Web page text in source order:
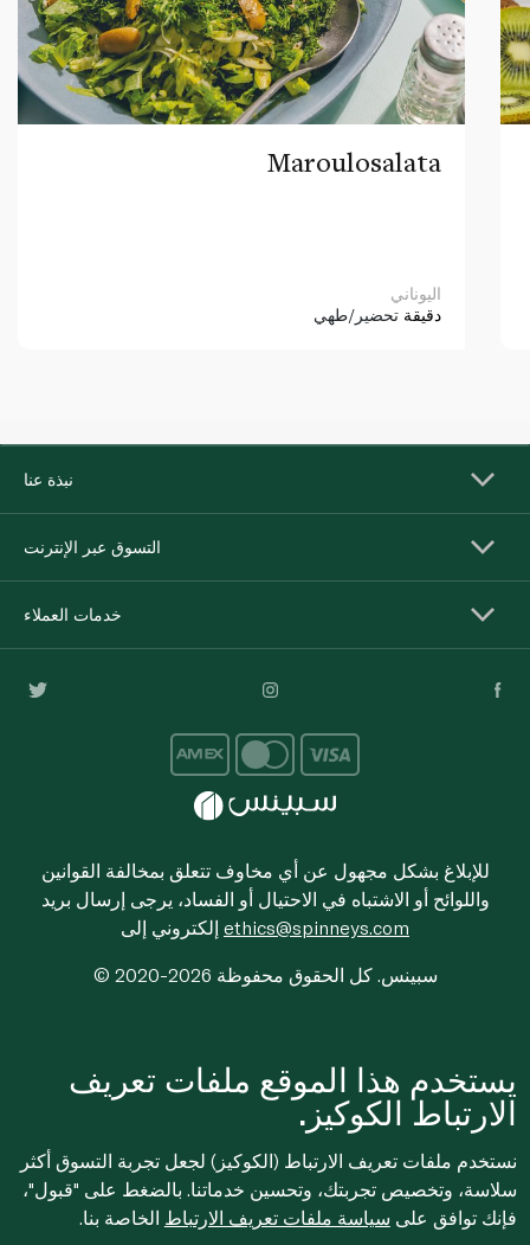
Maroulosalata
اليوناني
دقيقة تحضير/طهي
نبذة عنا
التسوق عبر الإنترنت
خدمات العملاء
للإبلاغ بشكل مجهول عن أي مخاوف تتعلق بمخالفة القوانين
واللوائح أو الاشتباه في الاحتيال أو الفساد، يرجى إرسال بريد
ethics@spinneys.com
© 2020-2026 سبينس. كل الحقوق محفوظة
يستخدم هذا الموقع ملفات تعريف
الارتباط الكوكيز.
نستخدم ملفات تعريف الارتباط (الكوكيز) لجعل تجربة التسوق أكثر
سلاسة، وتخصيص تجربتك، وتحسين خدماتنا. بالضغط على "قبول"،
فإنك توافق على سياسة ملفات تعريف الارتباط الخاصة بنا.